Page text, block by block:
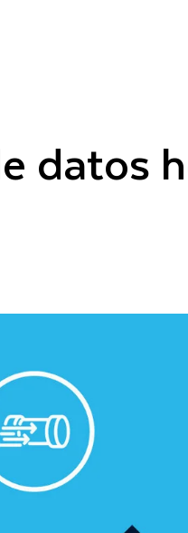
datos